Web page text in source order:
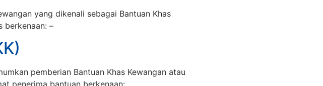
yang dikenali sebagai Bantuan Khas
berkenaan: –
pemberian Bantuan Khas Kewangan atau